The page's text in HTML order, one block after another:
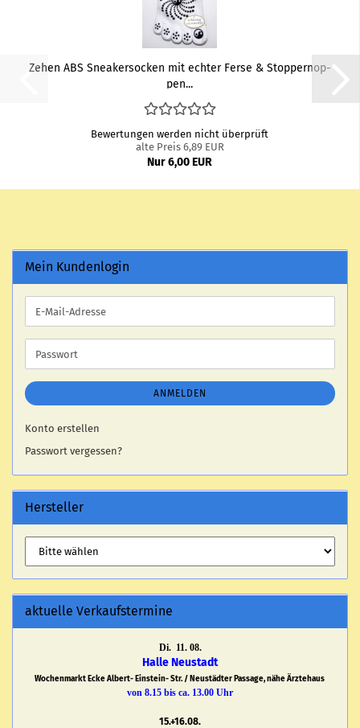
Zehen ABS Snea­ker­so­cken mit ech­ter Ferse & Stop­per­nop­
pen...
Bewertungen werden nicht überprüft
alte Preis 6,89 EUR
Nur 6,00 EUR
Mein Kundenlogin
E-
Mail-
Adresse
Passwort
ANMELDEN
Konto erstellen
Passwort vergessen?
Hersteller
aktuelle Verkaufstermine
Di. 11. 08.
Halle Neustadt
Wochenmarkt Ecke Albert- Einstein- Str. / Neustädter Passage, nähe Ärztehaus
von 8.15 bis ca. 13.00 Uhr
15.+16.08.